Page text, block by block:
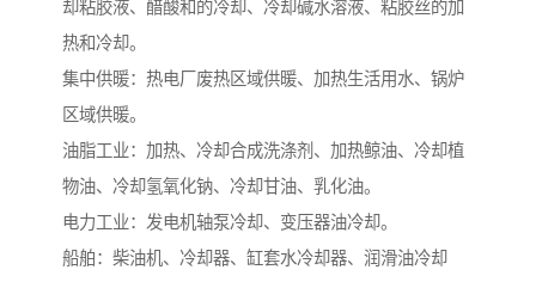
却粘胶液、醋酸和的冷却、冷却碱水溶液、粘胶丝的加
热和冷却。
集中供暖：热电厂废热区域供暖、加热生活用水、锅炉
区域供暖。
油脂工业：加热、冷却合成洗涤剂、加热鲸油、冷却植
物油、冷却氢氧化钠、冷却甘油、乳化油。
电力工业：发电机轴泵冷却、变压器油冷却。
船舶：柴油机、冷却器、缸套水冷却器、润滑油冷却